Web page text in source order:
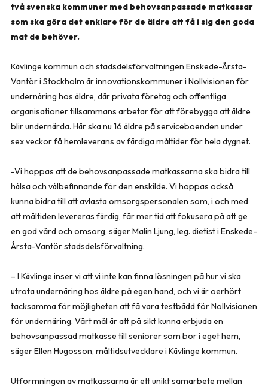
två svenska kommuner med behovsanpassade matkassar
som ska göra det enklare för de äldre att få i sig den goda
mat de behöver.
Kävlinge kommun och stadsdelsförvaltningen Enskede-Årsta-
Vantör i Stockholm är innovationskommuner i Nollvisionen för
undernäring hos äldre, där privata företag och offentliga
organisationer tillsammans arbetar för att förebygga att äldre
blir undernärda. Här ska nu 16 äldre på serviceboenden under
sex veckor få hemleverans av färdiga måltider för hela dygnet.
-Vi hoppas att de behovsanpassade matkassarna ska bidra till
hälsa och välbefinnande för den enskilde. Vi hoppas också
kunna bidra till att avlasta omsorgspersonalen som, i och med
att måltiden levereras färdig, får mer tid att fokusera på att ge
en god vård och omsorg, säger Malin Ljung, leg. dietist i Enskede-
Årsta-Vantör stadsdelsförvaltning.
– I Kävlinge inser vi att vi inte kan finna lösningen på hur vi ska
utrota undernäring hos äldre på egen hand, och vi är oerhört
tacksamma för möjligheten att få vara testbädd för Nollvisionen
för undernäring. Vårt mål är att på sikt kunna erbjuda en
behovsanpassad matkasse till seniorer som bor i eget hem,
säger Ellen Hugosson, måltidsutvecklare i Kävlinge kommun.
Utformningen av matkassarna är ett unikt samarbete mellan